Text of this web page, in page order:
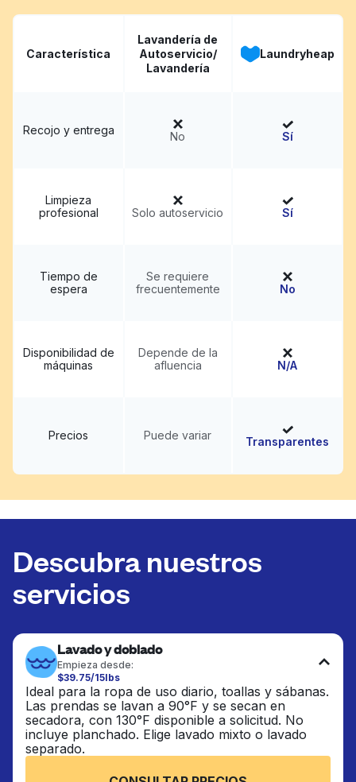
Característica
Lavandería de
Autoservicio/
Lavandería
Laundryheap
Recojo y entrega No Sí
Limpieza
profesional
Solo autoservicio Sí
Tiempo de
espera
Se requiere
frecuentemente
No
Disponibilidad de
máquinas
Depende de la
afluencia
N/A
Precios Puede variar Transparentes
Descubra nuestros
servicios
Lavado y doblado
Empieza desde:
$39.75/15lbs
Ideal para la ropa de uso diario, toallas y sábanas.
Las prendas se lavan a 90°F y se secan en
secadora, con 130°F disponible a solicitud. No
incluye planchado. Elige lavado mixto o lavado
separado.